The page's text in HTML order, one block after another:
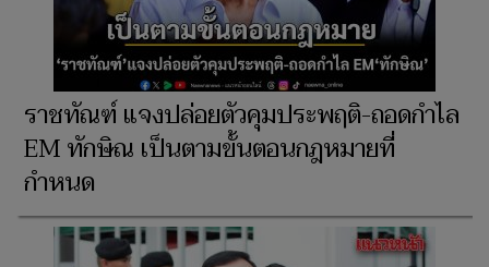
ราชทัณฑ์ แจงปล่อยตัวคุมประพฤติ-ถอดกำไล
EM ทักษิณ เป็นตามขั้นตอนกฎหมายที่
กำหนด